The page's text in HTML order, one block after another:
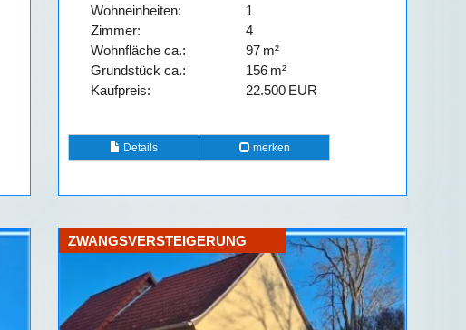
Wohneinheiten:
1
Zimmer:
4
Wohnfläche ca.:
97 m²
Grund­stück ca.:
156 m²
Kaufpreis:
22.500 EUR
Details merken
ZWANGSVERSTEIGERUNG